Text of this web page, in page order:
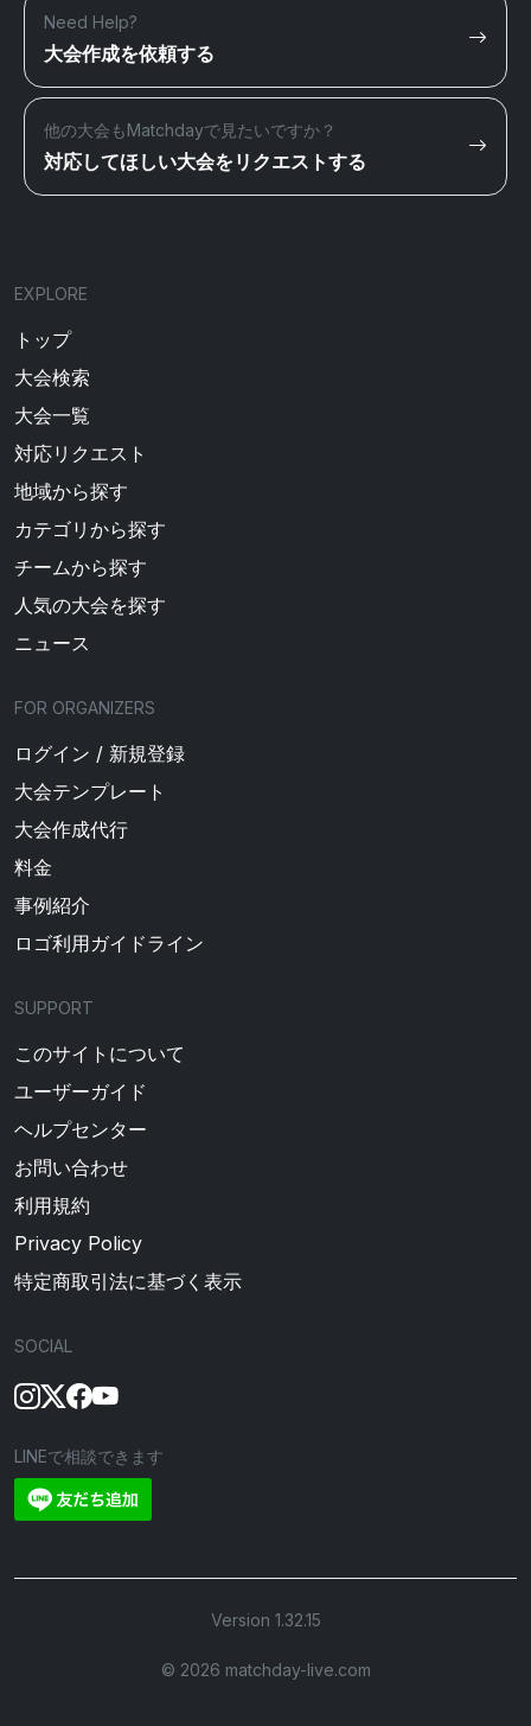
Need Help?
大会作成を依頼する
他の大会もMatchdayで見たいですか？
対応してほしい大会をリクエストする
EXPLORE
トップ
大会検索
大会一覧
対応リクエスト
地域から探す
カテゴリから探す
チームから探す
人気の大会を探す
ニュース
FOR ORGANIZERS
ログイン / 新規登録
大会テンプレート
大会作成代行
料金
事例紹介
ロゴ利用ガイドライン
SUPPORT
このサイトについて
ユーザーガイド
ヘルプセンター
お問い合わせ
利用規約
Privacy Policy
特定商取引法に基づく表示
SOCIAL
LINEで相談できます
Version 1.32.15
©︎ 2026 matchday-live.com